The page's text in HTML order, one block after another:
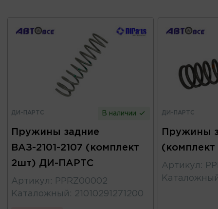
ДИ-ПАРТС В наличии
Пружины задние
ВАЗ-2101-2107 (комплект
2шт) ДИ-ПАРТС
Артикул :
PPRZ00002
Каталожный : 21010291271200
ДИ-ПАРТС
Пружины
Артикул :